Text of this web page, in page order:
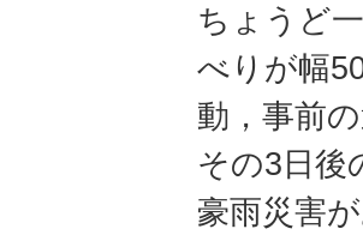
ちょうど
べりが幅
動，事前
その3日後
豪雨災害